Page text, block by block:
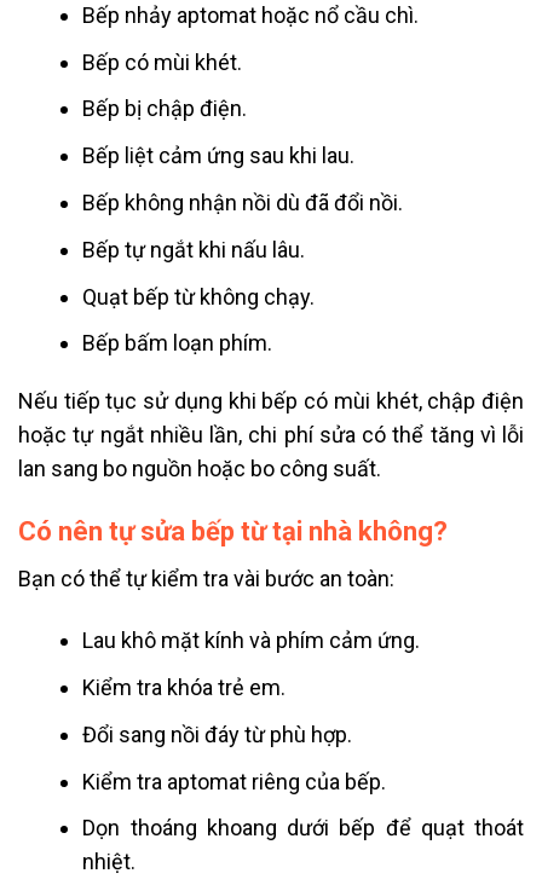
Bếp nhảy aptomat hoặc nổ cầu chì.
Bếp có mùi khét.
Bếp bị chập điện.
Bếp liệt cảm ứng sau khi lau.
Bếp không nhận nồi dù đã đổi nồi.
Bếp tự ngắt khi nấu lâu.
Quạt bếp từ không chạy.
Bếp bấm loạn phím.
Nếu tiếp tục sử dụng khi bếp có mùi khét, chập điện
hoặc tự ngắt nhiều lần, chi phí sửa có thể tăng vì lỗi
lan sang bo nguồn hoặc bo công suất.
Có nên tự sửa bếp từ tại nhà không?
Bạn có thể tự kiểm tra vài bước an toàn:
Lau khô mặt kính và phím cảm ứng.
Kiểm tra khóa trẻ em.
Đổi sang nồi đáy từ phù hợp.
Kiểm tra aptomat riêng của bếp.
Dọn thoáng khoang dưới bếp để quạt thoát
nhiệt.